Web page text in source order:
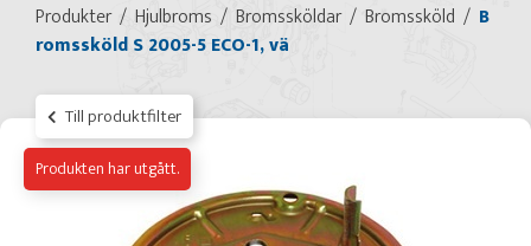
Produkter Hjulbroms Bromssköldar Bromssköld
B
romssköld S 2005-5 ECO-1, vä
Till produktfilter
Produkten har utgått.